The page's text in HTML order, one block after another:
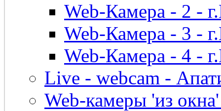
Web-Камера - 2 -
Web-Камера - 3 -
Web-Камера - 4 -
Live - webcam -
Web-камеры 'из